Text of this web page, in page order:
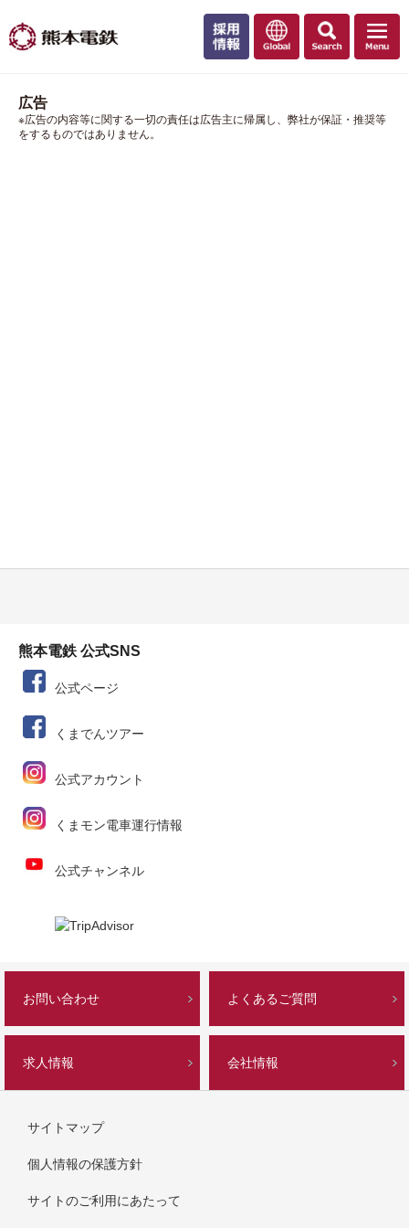
広告
※広告の内容等に関する一切の責任は広告主に帰属し、弊社が保証・推奨等
をするものではありません。
熊本電鉄 公式SNS
公式ページ
くまでんツアー
公式アカウント
くまモン電車運行情報
公式チャンネル
お問い合わせ よくあるご質問
求人情報 会社情報
サイトマップ
個人情報の保護方針
サイトのご利用にあたって